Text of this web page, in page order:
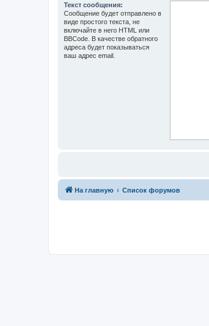
Текст сообщения:
Сообщение будет отправлено в
виде простого текста, не
включайте в него HTML или
BBCode. В качестве обратного
адреса будет показываться
ваш адрес email.
На главную Список форумов